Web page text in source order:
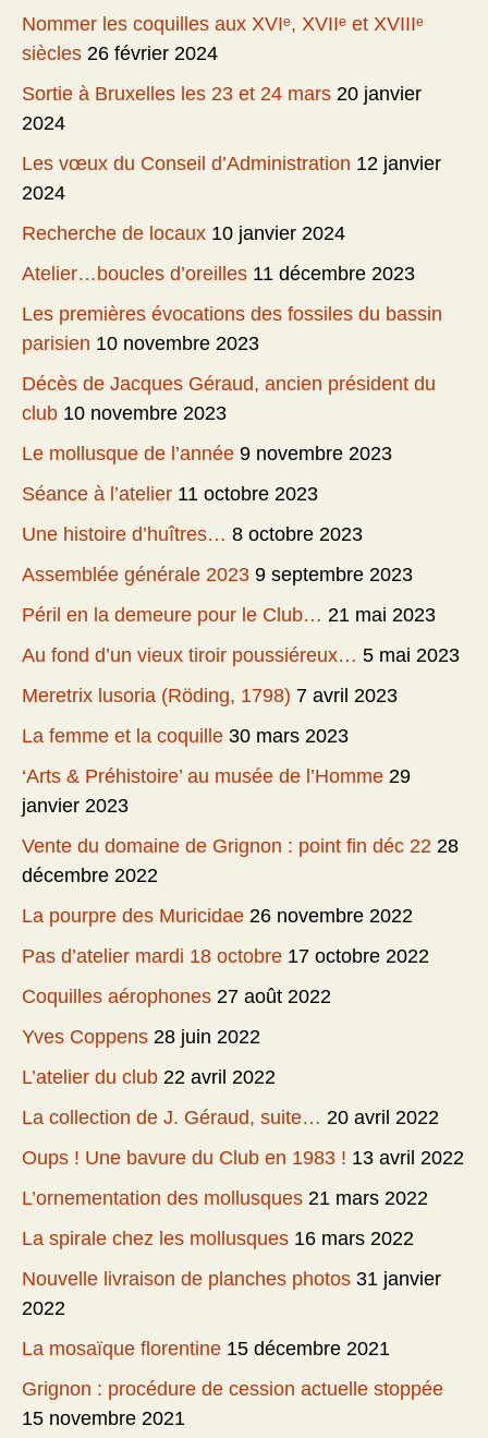
Nommer les coquilles aux XVIᵉ, XVIIᵉ et XVIIIᵉ
siècles 26 février 2024
Sortie à Bruxelles les 23 et 24 mars 20 janvier
2024
Les vœux du Conseil d’Administration 12 janvier
2024
Recherche de locaux 10 janvier 2024
Atelier…boucles d’oreilles 11 décembre 2023
Les premières évocations des fossiles du bassin
parisien 10 novembre 2023
Décès de Jacques Géraud, ancien président du
club 10 novembre 2023
Le mollusque de l’année 9 novembre 2023
Séance à l’atelier 11 octobre 2023
Une histoire d’huîtres… 8 octobre 2023
Assemblée générale 2023 9 septembre 2023
Péril en la demeure pour le Club… 21 mai 2023
Au fond d’un vieux tiroir poussiéreux… 5 mai 2023
Meretrix lusoria (Röding, 1798) 7 avril 2023
La femme et la coquille 30 mars 2023
‘Arts & Préhistoire’ au musée de l’Homme 29
janvier 2023
Vente du domaine de Grignon : point fin déc 22 28
décembre 2022
La pourpre des Muricidae 26 novembre 2022
Pas d’atelier mardi 18 octobre 17 octobre 2022
Coquilles aérophones 27 août 2022
Yves Coppens 28 juin 2022
L’atelier du club 22 avril 2022
La collection de J. Géraud, suite… 20 avril 2022
Oups ! Une bavure du Club en 1983 ! 13 avril 2022
L’ornementation des mollusques 21 mars 2022
La spirale chez les mollusques 16 mars 2022
Nouvelle livraison de planches photos 31 janvier
2022
La mosaïque florentine 15 décembre 2021
Grignon : procédure de cession actuelle stoppée
15 novembre 2021